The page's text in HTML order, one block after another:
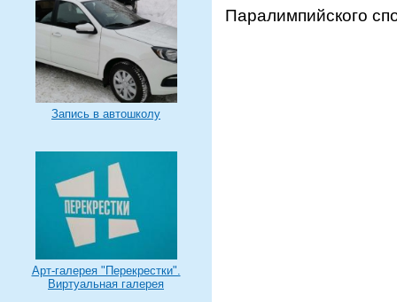
Запись в автошколу
Арт-галерея "Перекрестки".
Виртуальная галерея
Паралимпийского